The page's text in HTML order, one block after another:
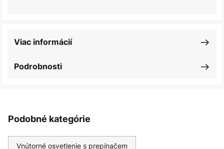
Podrobnosti
Viac informácií
Podobné kategórie
Vnútorné osvetlenie s prepínačem